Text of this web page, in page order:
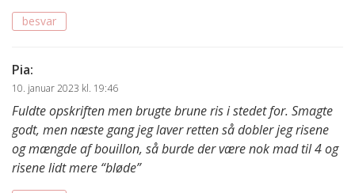
besvar
Pia:
10. januar 2023 kl. 19:46
Fuldte opskriften men brugte brune ris i stedet for. Smagte
godt, men næste gang jeg laver retten så dobler jeg risene
og mængde af bouillon, så burde der være nok mad til 4 og
risene lidt mere “bløde”